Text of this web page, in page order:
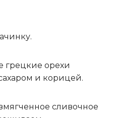
грецкие орехи
и корицей.
сливочное